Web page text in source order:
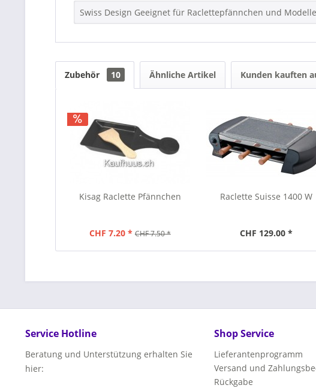
Swiss Design Geeignet für Raclettepfännchen und
Zubehör 10 Ähnliche Artikel Kunden kauften
Kisag Raclette Pfännchen
CHF 7.20 * CHF 7.50 *
Raclette Suisse 1400 W
CHF 129.00 *
Service Hotline
Beratung und Unterstützung erhalten Sie
hier:
Shop Service
Lieferantenprogramm
Versand und
Rückgabe